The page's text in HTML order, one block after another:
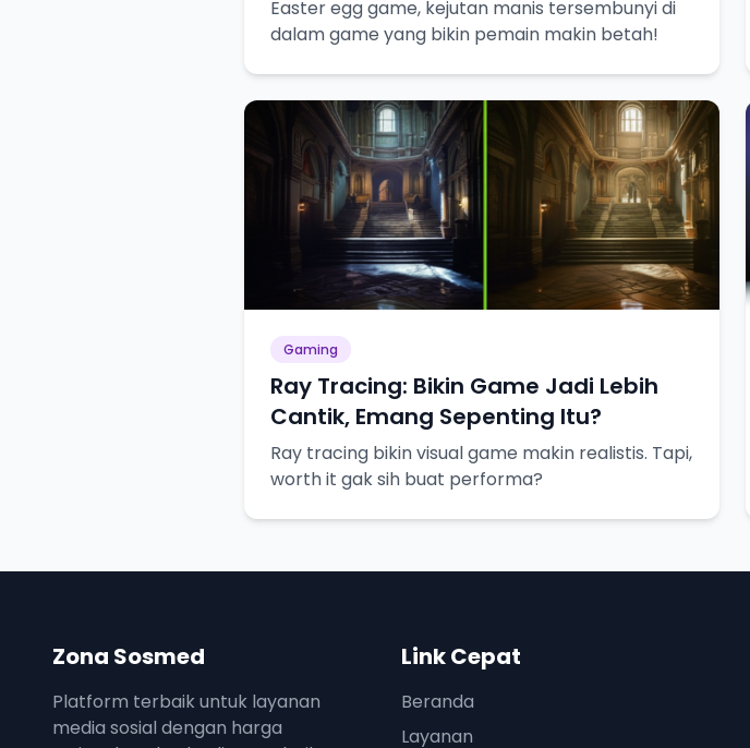
Easter egg game, kejutan manis tersembunyi di
dalam game yang bikin pemain makin betah!
Gaming
Ray Tracing: Bikin Game Jadi Lebih
Cantik, Emang Sepenting Itu?
Ray tracing bikin visual game makin realistis. Tapi,
worth it gak sih buat performa?
Zona Sosmed
Platform terbaik untuk layanan
media sosial dengan harga
Link Cepat
Beranda
Layanan